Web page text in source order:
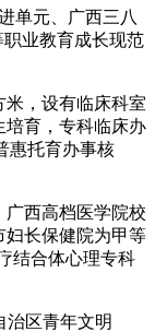
单元、广西三八
业教育成长现范
，设有临床科室
培育，专科临床办
惠托育办事核
西高档医学院校
妇长保健院为甲等
结合体心理专科
区青年文明